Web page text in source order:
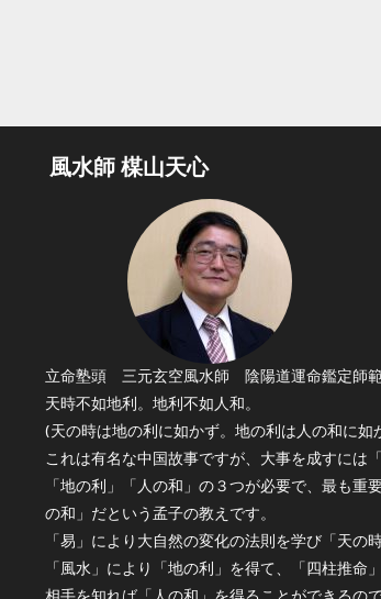
風水師 楳山天心
立命塾頭 三元玄空風水師 陰陽道運命鑑定師
天時不如地利。地利不如人和。
(天の時は地の利に如かず。地の利は人の和に如
これは有名な中国故事ですが、大事を成すには「
「地の利」「人の和」の３つが必要で、最も重
の和」だという孟子の教えです。
「易」により大自然の変化の法則を学び「天の
「風水」により「地の利」を得て、「四柱推命